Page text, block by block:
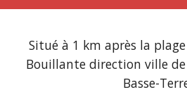
Situé à 1 km après la
Bouillante direction ville
Basse-